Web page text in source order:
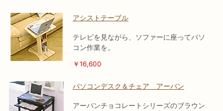
アシストテーブル
テレビを見ながら、ソファーに座ってパソ
コン作業を。
￥16,600
パソコンデスク＆チェア アーバン
アーバンチョコレートシリーズのブラウン